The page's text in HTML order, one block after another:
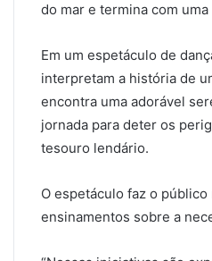
do mar e termina com
Em um espetáculo de
interpretam a história de
encontra uma adorável
jornada para deter os
tesouro lendário.
O espetáculo faz o
ensinamentos sobre a